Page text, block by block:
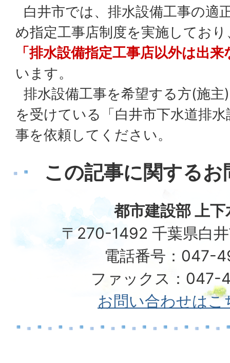
白井市では、排水設備工事の適
め指定工事店制度を実施してお
「排水設備指定工事店以外は出来
います。
排水設備工事を希望する方(施
を受けている「白井市下水道排
事を依頼してください。
この記事に関する
都市建設部 上下
〒270-1492 千葉県白
電話番号：047-
ファックス：047-
お問い合わせはこ